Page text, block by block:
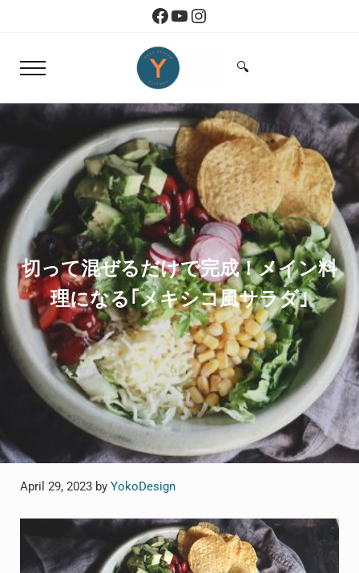
Skip to header right navigationFacebook
YouTube
Instagram
Menu
Yoko Design Kitchen
Search...
🔍
切って混ぜるだけで完成！メイン料
理になる｢メキシコ風サラダ｣
April 29, 2023 by YokoDesign